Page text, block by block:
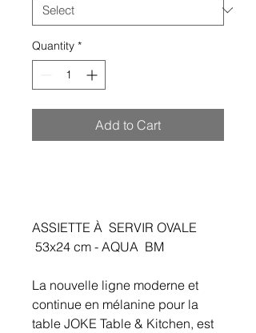
Quantity *
Add to Cart
ASSIETTE À SERVIR OVALE
53x24 cm - AQUA BM
La nouvelle ligne moderne et
continue en mélanine pour la
table JOKE Table & Kitchen, est